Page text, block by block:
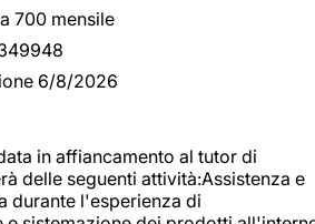
700 mensile
6/8/2026
in affiancamento al tutor di
delle seguenti attività:Assistenza e
durante l'esperienza di